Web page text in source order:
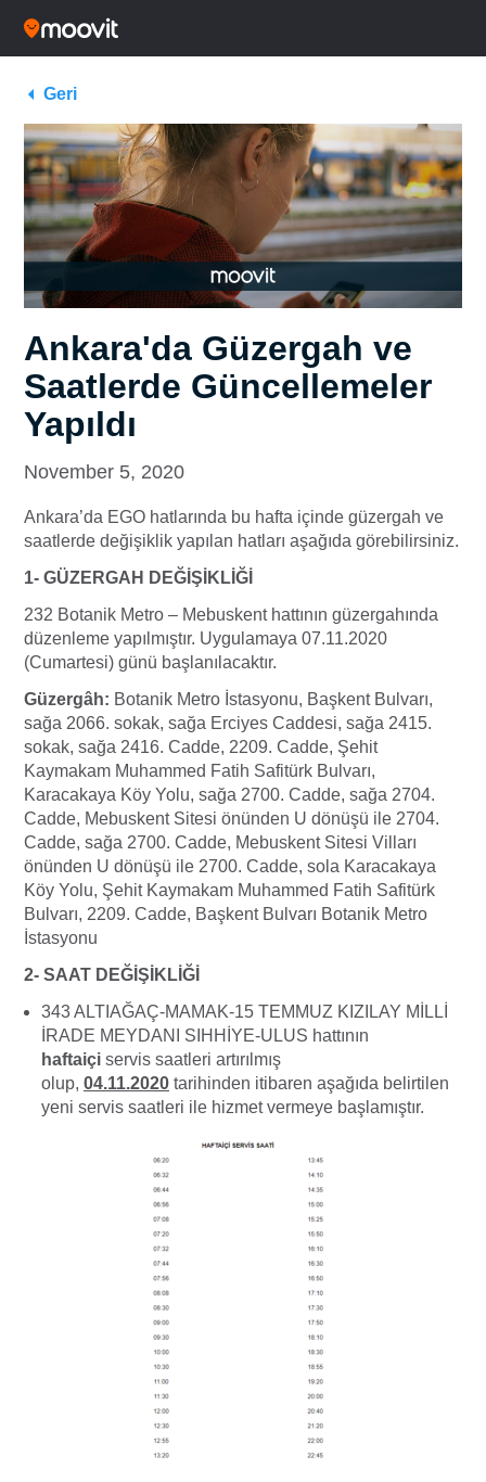
Geri
Ankara'da Güzergah ve
Saatlerde Güncellemeler
Yapıldı
November 5, 2020
Ankara’da EGO hatlarında bu hafta içinde güzergah ve
saatlerde değişiklik yapılan hatları aşağıda görebilirsiniz.
1- GÜZERGAH DEĞİŞİKLİĞİ
232 Botanik Metro – Mebuskent hattının güzergahında
düzenleme yapılmıştır. Uygulamaya 07.11.2020
(Cumartesi) günü başlanılacaktır.
Güzergâh: Botanik Metro İstasyonu, Başkent Bulvarı,
sağa 2066. sokak, sağa Erciyes Caddesi, sağa 2415.
sokak, sağa 2416. Cadde, 2209. Cadde, Şehit
Kaymakam Muhammed Fatih Safitürk Bulvarı,
Karacakaya Köy Yolu, sağa 2700. Cadde, sağa 2704.
Cadde, Mebuskent Sitesi önünden U dönüşü ile 2704.
Cadde, sağa 2700. Cadde, Mebuskent Sitesi Vilları
önünden U dönüşü ile 2700. Cadde, sola Karacakaya
Köy Yolu, Şehit Kaymakam Muhammed Fatih Safitürk
Bulvarı, 2209. Cadde, Başkent Bulvarı Botanik Metro
İstasyonu
2- SAAT DEĞİŞİKLİĞİ
343 ALTIAĞAÇ-MAMAK-15 TEMMUZ KIZILAY MİLLİ
İRADE MEYDANI SIHHİYE-ULUS hattının
haftaiçi servis saatleri artırılmış
olup, 04.11.2020 tarihinden itibaren aşağıda belirtilen
yeni servis saatleri ile hizmet vermeye başlamıştır.